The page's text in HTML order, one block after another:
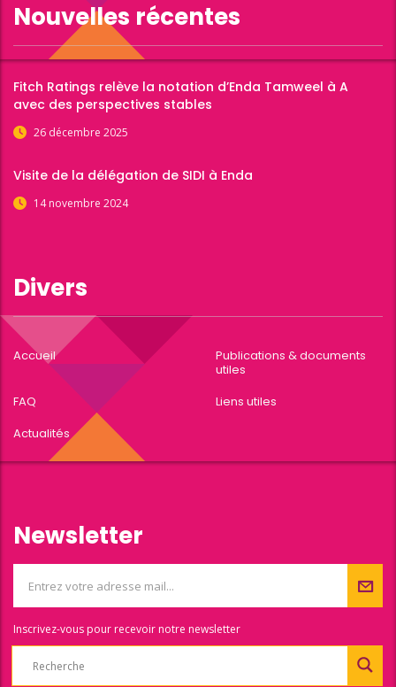
Nouvelles récentes
Fitch Ratings relève la notation d’Enda Tamweel à A
avec des perspectives stables
26 décembre 2025
Visite de la délégation de SIDI à Enda
14 novembre 2024
Divers
Accueil
Publications & documents
utiles
FAQ
Liens utiles
Actualités
Newsletter
Inscrivez-vous pour recevoir notre newsletter